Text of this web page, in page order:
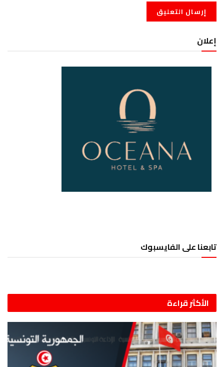
إعلان
تابعنا على الفايسبوك
الأكثر قراءة